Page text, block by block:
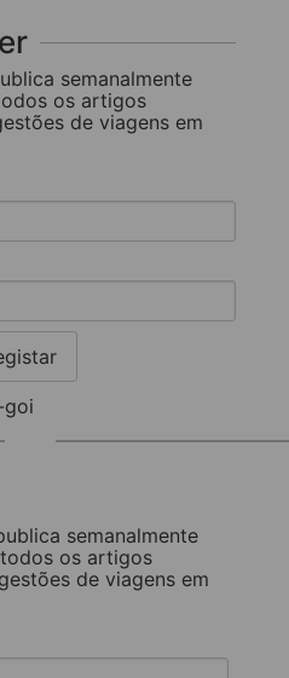
semanalmente
os artigos
de viagens em
goi
semanalmente
os artigos
de viagens em